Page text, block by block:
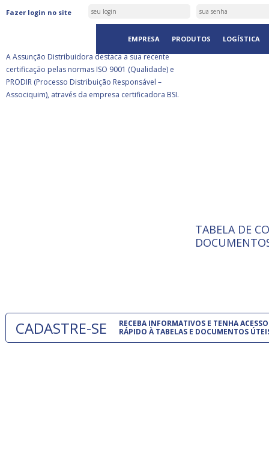
Fazer login no site
EMPRESA PRODUTOS LOGÍSTICA
ASSUNÇÃO DISTRIBUIDORA É
CERTIFICADA PELA BSI
A Assunção Distribuidora destaca a sua recente
certificação pelas normas ISO 9001 (Qualidade) e
PRODIR (Processo Distribuição Responsável –
Associquim), através da empresa certificadora BSI.
ISO 9001:
A
TABELA DE
CADASTRE-SE
RECEBA INFORMATIVOS E TENHA ACESSO
RÁPIDO À TABELAS E DOCUMENTOS